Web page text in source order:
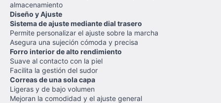
almacenamiento
Diseño y Ajuste
Sistema de ajuste mediante dial trasero
Permite personalizar el ajuste sobre la marcha
Asegura una sujeción cómoda y precisa
Forro interior de alto rendimiento
Suave al contacto con la piel
Facilita la gestión del sudor
Correas de una sola capa
Ligeras y de bajo volumen
Mejoran la comodidad y el ajuste general